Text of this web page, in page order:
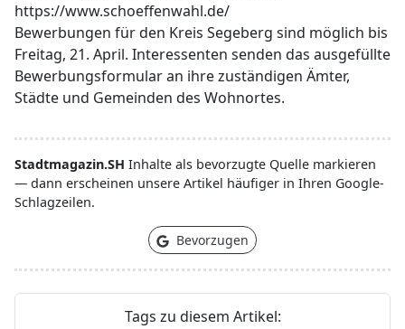
https://www.schoeffenwahl.de/
Bewerbungen für den Kreis Segeberg sind möglich bis
Freitag, 21. April. Interessenten senden das ausgefüllte
Bewerbungsformular an ihre zuständigen Ämter,
Städte und Gemeinden des Wohnortes.
Stadtmagazin.SH Inhalte als bevorzugte Quelle markieren
— dann erscheinen unsere Artikel häufiger in Ihren Google-
Schlagzeilen.
Bevorzugen
Tags zu diesem Artikel: